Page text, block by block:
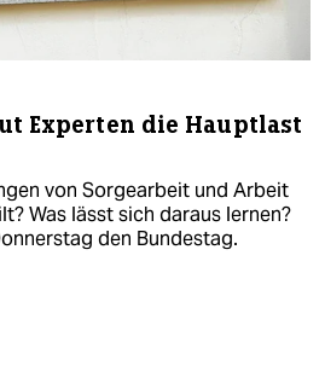
Experten die Hauptlast
von Sorgearbeit und Arbeit
Was lässt sich daraus lernen?
den Bundestag.